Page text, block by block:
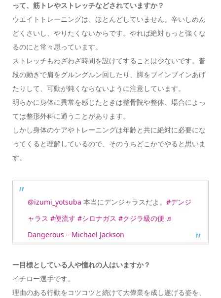
って、筋トレやストレッチなどされていますか？
ウエイトトレーニングは、ほとんどしていません。辛いしめん
どくさいし、やりたくないからです。やれば絶対もっと強くな
るのにと常々思っています。
ストレッチもわざわざ時間を設けてすることは少ないです。普
段の動きで肩をグルングルン回したり、脚をブインブインあげ
たりして、可動が鈍くならないように注意しています。
明らかに身体に異常を感じたときは整骨院や整体、場合によっ
ては整形外科に通うことがあります。
しかし身体のケアやトレーニングは年齢と共に絶対に必要にな
ってくると理解しているので、そのうちどこかでやると思いま
す。
@izumi_yotsuba 本当にデンジャラスだよ。 #デンジ
ャラス #便流す #シロナガス #クジラ級の便 ♬
Dangerous – Michael Jackson
ー目標としている人や憧れの人はいますか？
イチロー選手です。
理由のある行動をコツコツと続けて大偉業を成し遂げる姿を、